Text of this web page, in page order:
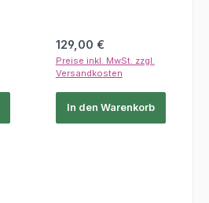
Regulärer Preis:
129,00 €
Preise inkl. MwSt. zzgl.
Versandkosten
In den Warenkorb